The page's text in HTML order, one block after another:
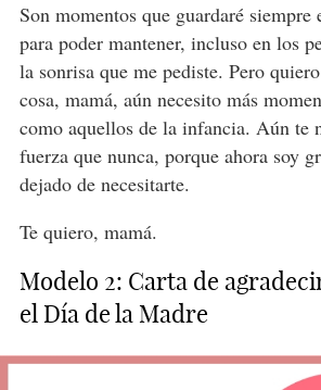
Son momentos que guardaré siempre
para poder mantener, incluso en los
la sonrisa que me pediste. Pero
cosa, mamá, aún necesito más
como aquellos de la infancia. Aún te
fuerza que nunca, porque ahora soy
dejado de necesitarte.
Te quiero, mamá.
Modelo 2: Carta de
el Día de la Madre